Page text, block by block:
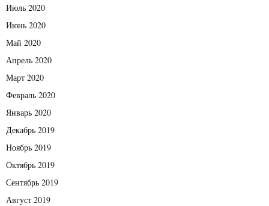
Июль 2020
Июнь 2020
Май 2020
Апрель 2020
Март 2020
Февраль 2020
Январь 2020
Декабрь 2019
Ноябрь 2019
Октябрь 2019
Сентябрь 2019
Август 2019